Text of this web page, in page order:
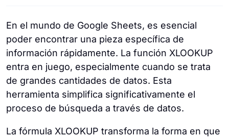
En el mundo de Google Sheets, es esencial
poder encontrar una pieza específica de
información rápidamente. La función XLOOKUP
entra en juego, especialmente cuando se trata
de grandes cantidades de datos. Esta
herramienta simplifica significativamente el
proceso de búsqueda a través de datos.
La fórmula XLOOKUP transforma la forma en que